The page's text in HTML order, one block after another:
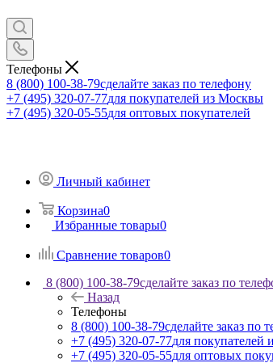
Телефоны
8 (800) 100-38-79сделайте заказ по телефону
+7 (495) 320-07-77для покупателей из Москвы
+7 (495) 320-05-55для оптовых покупателей
Личный кабинет
Корзина0
Избранные товары0
Сравнение товаров0
8 (800) 100-38-79сделайте заказ по
Назад
Телефоны
8 (800) 100-38-79сделайте заказ по
+7 (495) 320-07-77для покупателей
+7 (495) 320-05-55для оптовых